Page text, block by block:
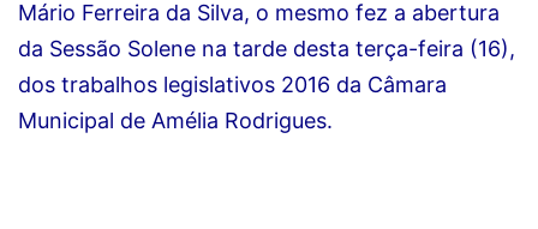
Mário Ferreira da Silva, o mesmo fez a abertura
da Sessão Solene na tarde desta terça-feira (16),
dos trabalhos legislativos 2016 da Câmara
Municipal de Amélia Rodrigues.